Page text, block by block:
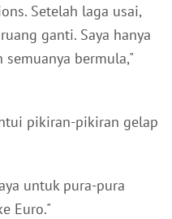
Setelah laga usai,
ganti. Saya hanya
bermula,"
pikiran-pikiran gelap
untuk pura-pura
Euro."